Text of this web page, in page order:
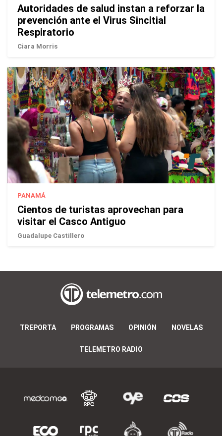
Autoridades de salud instan a reforzar la
prevención ante el Virus Sincitial
Respiratorio
Ciara Morris
PANAMÁ
Cientos de turistas aprovechan para
visitar el Casco Antiguo
Guadalupe Castillero
TREPORTA PROGRAMAS OPINIÓN NOVELAS
TELEMETRO RADIO